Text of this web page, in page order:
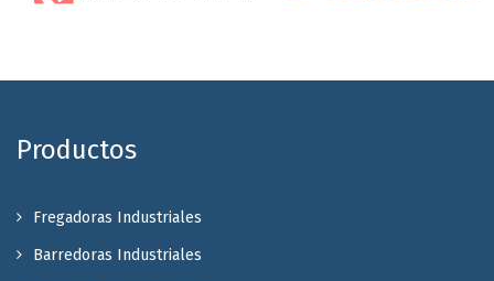
Productos
Fregadoras Industriales
Barredoras Industriales